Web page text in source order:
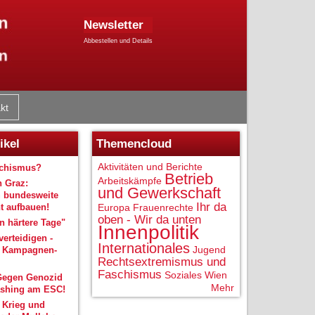
Newsletter
Abbestellen und Details
Graz:
bundesweite
aufbauen!
härtere Tage"
-
Genozid
am ESC!
Krieg und
Themencloud
Aktivitäten und Berichte
Arbeitskämpfe Betrieb
und Gewerkschaft
Europa Frauenrechte Ihr da
oben - Wir da unten
Innenpolitik
Internationales Jugend
Rechtsextremismus und
Faschismus Soziales Wien
Mehr